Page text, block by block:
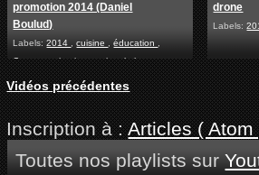
promotion 2014 (Daniel
Boulud)
Labels:2014 ,cuisine ,éducation ,
Gastronomie,international,lyon,
people,tourisme
drone
Labels:
Vidéos précédentes
Inscription à :Articles ( Atom
Toutes nos playlists sur